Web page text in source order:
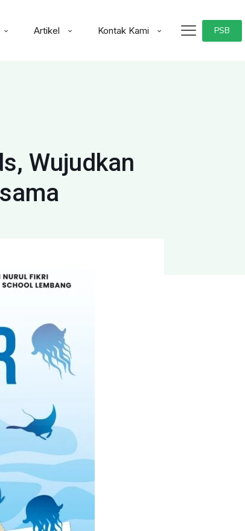
Artikel Kontak Kami PSB
Wujudkan